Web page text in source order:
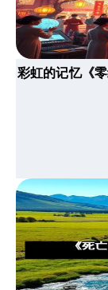
彩虹的记忆《